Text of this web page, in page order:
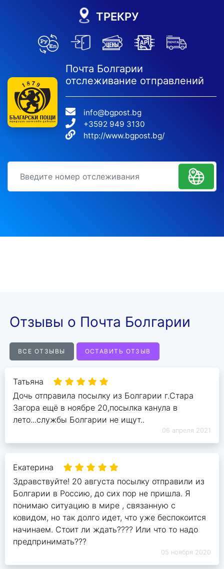
ТРЕКРУ
Почта Болгарии
отслеживание отправлений
info@bgpost.bg
+3592 949 3130
http://www.bgpost.bg/
Отзывы о Почта Болгарии
ВСЕ ОТЗЫВЫ ОСТАВИТЬ ОТЗЫВ
Татьяна
Дочь отправила посылку из Болгарии г.Стара
Загора ещё в ноябре 20,посылка канула в
лето...службы Болгарии не ищут..
06 апреля 2021
Екатерина
Здравствуйте! 20 августа посылку отправили из
Болгарии в Россию, до сих пор не пришла. Я
понимаю ситуацию в мире , связанную с
ковидом, но так долго идет, что уже беспокоится
начинаем. Стоит ли ждать???? Или что то надо
предпринимать???
05 ноября 2020